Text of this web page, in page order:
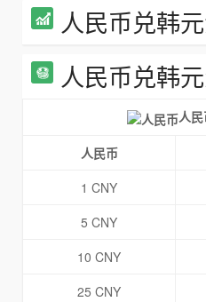
人民币兑韩
人民币兑韩
人
人民币
1 CNY
5 CNY
10 CNY
25 CNY